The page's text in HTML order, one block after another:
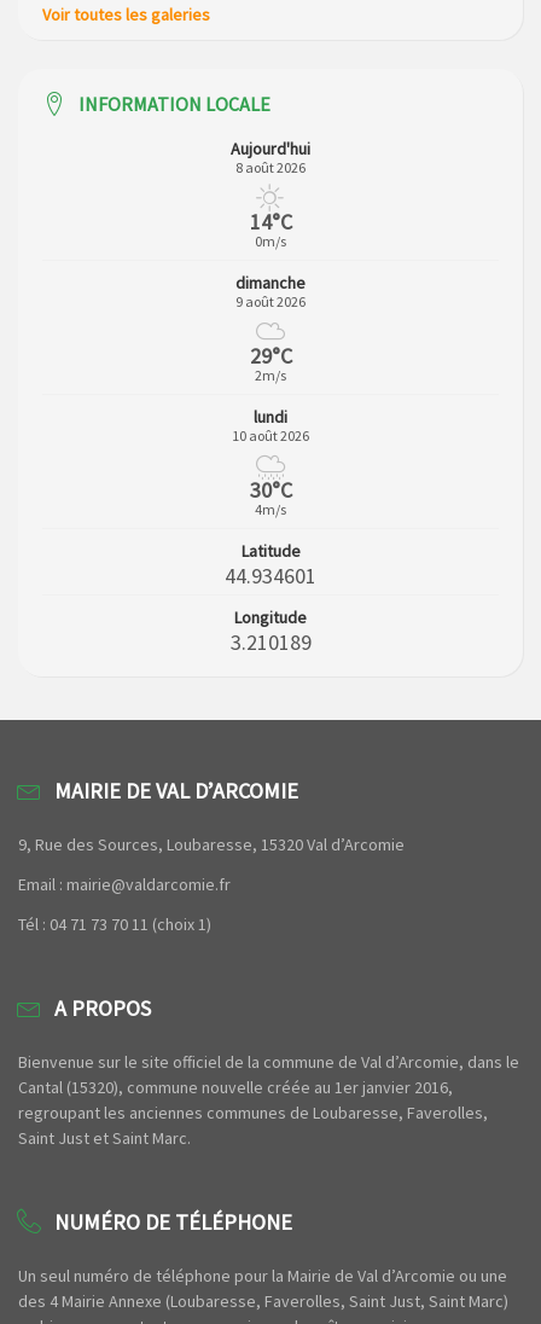
Voir toutes les galeries
INFORMATION LOCALE
Aujourd'hui
8 août 2026
14°C
0m/s
dimanche
9 août 2026
29°C
2m/s
lundi
10 août 2026
30°C
4m/s
Latitude
44.934601
Longitude
3.210189
MAIRIE DE VAL D’ARCOMIE
9, Rue des Sources, Loubaresse, 15320 Val d’Arcomie
Email : mairie@valdarcomie.fr
Tél : 04 71 73 70 11 (choix 1)
A PROPOS
Bienvenue sur le site officiel de la commune de Val d’Arcomie, dans le
Cantal (15320), commune nouvelle créée au 1er janvier 2016,
regroupant les anciennes communes de Loubaresse, Faverolles,
Saint Just et Saint Marc.
NUMÉRO DE TÉLÉPHONE
Un seul numéro de téléphone pour la Mairie de Val d’Arcomie ou une
des 4 Mairie Annexe (Loubaresse, Faverolles, Saint Just, Saint Marc)